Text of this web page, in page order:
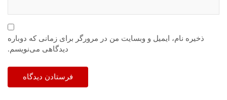
ذخیره نام، ایمیل و وبسایت من در مرورگر برای زمانی که دوباره
دیدگاهی می‌نویسم.